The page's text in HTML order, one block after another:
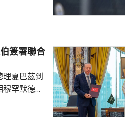
，但就因
展開反恐調
已召...
簽署聯合
夏巴茲到
罕默德在